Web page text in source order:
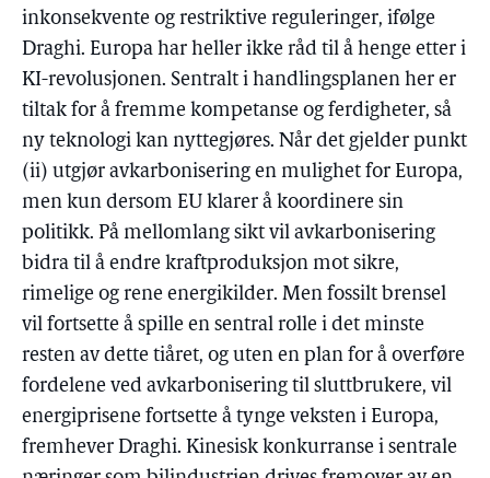
inkonsekvente og restriktive reguleringer, ifølge
Draghi. Europa har heller ikke råd til å henge etter i
KI-revolusjonen. Sentralt i handlingsplanen her er
tiltak for å fremme kompetanse og ferdigheter, så
ny teknologi kan nyttegjøres. Når det gjelder punkt
(ii) utgjør avkarbonisering en mulighet for Europa,
men kun dersom EU klarer å koordinere sin
politikk. På mellomlang sikt vil avkarbonisering
bidra til å endre kraftproduksjon mot sikre,
rimelige og rene energikilder. Men fossilt brensel
vil fortsette å spille en sentral rolle i det minste
resten av dette tiåret, og uten en plan for å overføre
fordelene ved avkarbonisering til sluttbrukere, vil
energiprisene fortsette å tynge veksten i Europa,
fremhever Draghi. Kinesisk konkurranse i sentrale